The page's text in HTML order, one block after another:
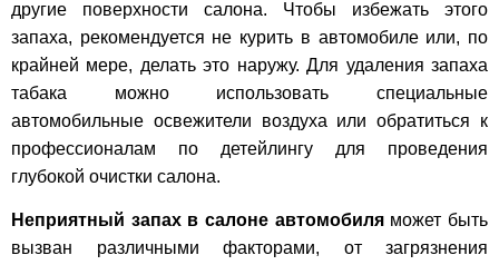
другие поверхности салона. Чтобы избежать этого
запаха, рекомендуется не курить в автомобиле или, по
крайней мере, делать это наружу. Для удаления запаха
табака можно использовать специальные
автомобильные освежители воздуха или обратиться к
профессионалам по детейлингу для проведения
глубокой очистки салона.
Неприятный запах в салоне автомобиляможет быть
вызван различными факторами, от загрязнения